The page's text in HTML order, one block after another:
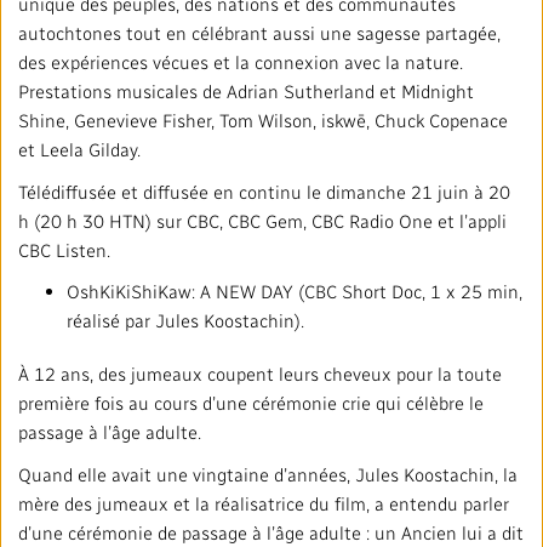
autochtones tout en célébrant aussi une sagesse partagée,
des expériences vécues et la connexion avec la nature.
Prestations musicales de Adrian Sutherland et Midnight
Shine, Genevieve Fisher, Tom Wilson, iskwē, Chuck Copenace
et Leela Gilday.
Télédiffusée et diffusée en continu le dimanche 21 juin à 20
h (20 h 30 HTN) sur CBC, CBC Gem, CBC Radio One et l’appli
CBC Listen.
OshKiKiShiKaw: A NEW DAY (CBC Short Doc, 1 x 25 min,
réalisé par Jules Koostachin).
À 12 ans, des jumeaux coupent leurs cheveux pour la toute
première fois au cours d’une cérémonie crie qui célèbre le
passage à l’âge adulte.
Quand elle avait une vingtaine d’années, Jules Koostachin, la
mère des jumeaux et la réalisatrice du film, a entendu parler
d’une cérémonie de passage à l’âge adulte : un Ancien lui a dit